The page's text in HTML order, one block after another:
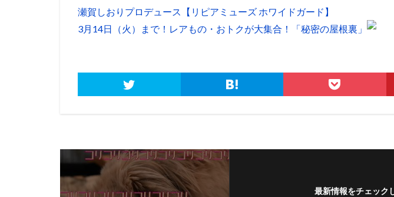
瀬賀しおりプロデュース【リピアミューズ ホワイドガード】
3月14日（火）まで！レアもの・おトクが大集合！「秘密の屋根裏」
最新情報をチェック